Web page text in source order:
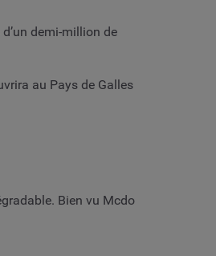
demi-million de
au Pays de Galles
Bien vu Mcdo